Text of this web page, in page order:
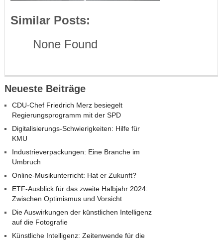
Similar Posts:
None Found
Neueste Beiträge
CDU-Chef Friedrich Merz besiegelt
Regierungsprogramm mit der SPD
Digitalisierungs-Schwierigkeiten: Hilfe für
KMU
Industrieverpackungen: Eine Branche im
Umbruch
Online-Musikunterricht: Hat er Zukunft?
ETF-Ausblick für das zweite Halbjahr 2024:
Zwischen Optimismus und Vorsicht
Die Auswirkungen der künstlichen Intelligenz
auf die Fotografie
Künstliche Intelligenz: Zeitenwende für die